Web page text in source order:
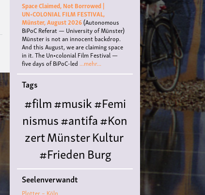
Space Claimed, Not Borrowed |
UN•COLONIAL FILM FESTIVAL,
Münster, August 2026(Autonomous
BiPoC Referat — University of Münster)
Münster is not an innocent backdrop.
And this August, we are claiming space
in it. The Un•colonial Film Festival —
five days of BiPoC-led ...mehr...
Tags
#film#musik#Femi
nismus#antifa#Kon
zertMünsterKultur
#FriedenBurg
Hülshoffliteratur#
Queer#Workshop
Seelenverwandt
Plotter – Köln